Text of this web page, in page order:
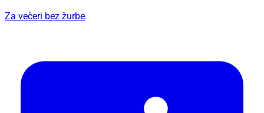
Za večeri bez žurbe